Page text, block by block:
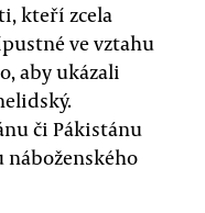
kteří zcela
ve vztahu
aby ukázali
či Pákistánu